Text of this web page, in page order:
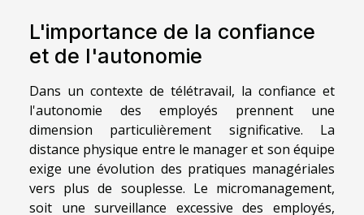
L'importance de la confiance
et de l'autonomie
Dans un contexte de télétravail, la confiance et
l'autonomie des employés prennent une
dimension particulièrement significative. La
distance physique entre le manager et son équipe
exige une évolution des pratiques managériales
vers plus de souplesse. Le micromanagement,
soit une surveillance excessive des employés,